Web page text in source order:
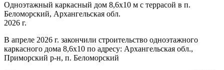
Одноэтажный каркасный дом 8,6х10 м с террасой в п.
Беломорский, Архангельская обл.
2026 г.
В апреле 2026 г. закончили строительство одноэтажного
каркасного дома 8,6х10 по адресу: Архангельская обл.,
Приморский р-н, п. Беломорский